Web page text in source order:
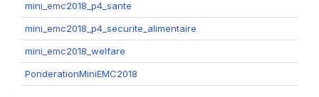
mini_emc2018_p4_sante
mini_emc2018_p4_securite_alimentaire
mini_emc2018_welfare
PonderationMiniEMC2018